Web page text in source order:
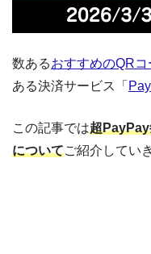
数あるおすすめのQRコ
ある決済サービス「
この記事では超
についてご紹介してい